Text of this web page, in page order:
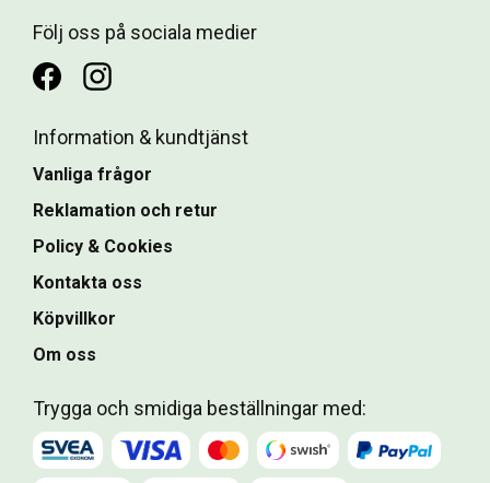
Följ oss på sociala medier
Information & kundtjänst
Vanliga frågor
Reklamation och retur
Policy & Cookies
Kontakta oss
Köpvillkor
Om oss
Trygga och smidiga beställningar med: